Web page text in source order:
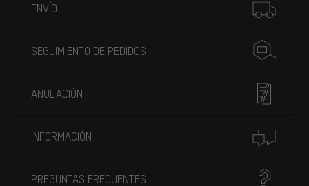
ENVÍO
SEGUIMIENTO DE PEDIDOS
ANULACIÓN
INFORMACIÓN
PREGUNTAS FRECUENTES